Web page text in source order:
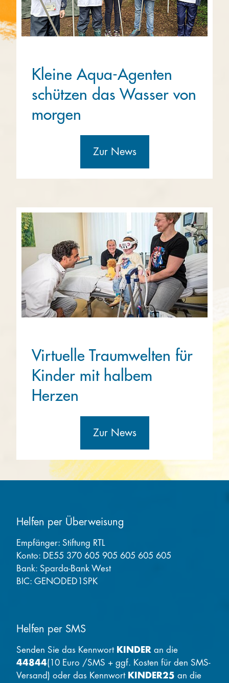
Kleine Aqua-Agenten
schützen das Wasser von
morgen
Zur News
Virtuelle Traumwelten für
Kinder mit halbem
Herzen
Zur News
Helfen per Überweisung
Empfänger: Stiftung RTL
Konto: DE55 370 605 905 605 605 605
Bank: Sparda-Bank West
BIC: GENODED1SPK
Helfen per SMS
Senden Sie das Kennwort KINDER an die
44844(10 Euro /SMS + ggf. Kosten für den SMS-
Versand) oder das Kennwort KINDER25 an die